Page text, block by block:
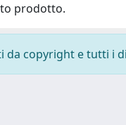
prodotto.
da copyright e tutti i